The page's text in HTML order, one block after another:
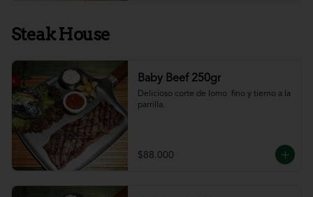
Steak House
Baby Beef 250gr
Delicioso corte de lomo  fino y tierno a la
parrilla.
$88.000